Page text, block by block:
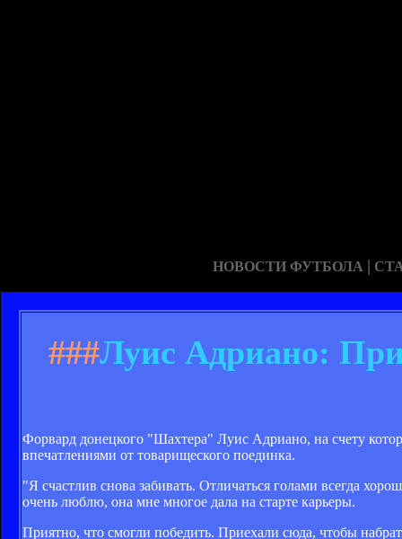
НОВОСТИ ФУТБОЛА |
###Луис Адриано:
Форвард донецкого "Шахтера" Луис Адриано, на счету
впечатлениями от товарищеского поединка.
"Я счастлив снова забивать. Отличаться голами всегда
очень люблю, она мне многое дала на старте карьеры.
Приятно, что смогли победить. Приехали сюда, чтобы